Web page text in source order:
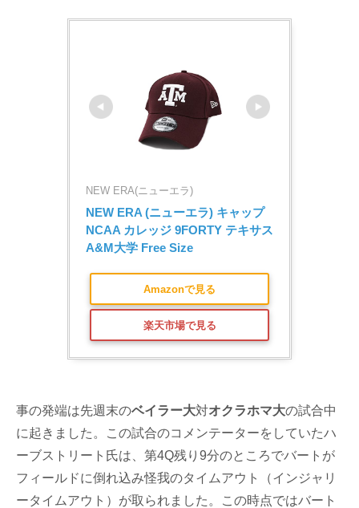
NEW ERA(ニューエラ)
NEW ERA (ニューエラ) キャップ
NCAA カレッジ 9FORTY テキサス
A&M大学 Free Size
Amazonで見る
楽天市場で見る
事の発端は先週末のベイラー大対オクラホマ大の試合中
に起きました。この試合のコメンテーターをしていたハ
ーブストリート氏は、第4Q残り9分のところでバートが
フィールドに倒れ込み怪我のタイムアウト（インジャリ
ータイムアウト）が取られました。この時点ではバート